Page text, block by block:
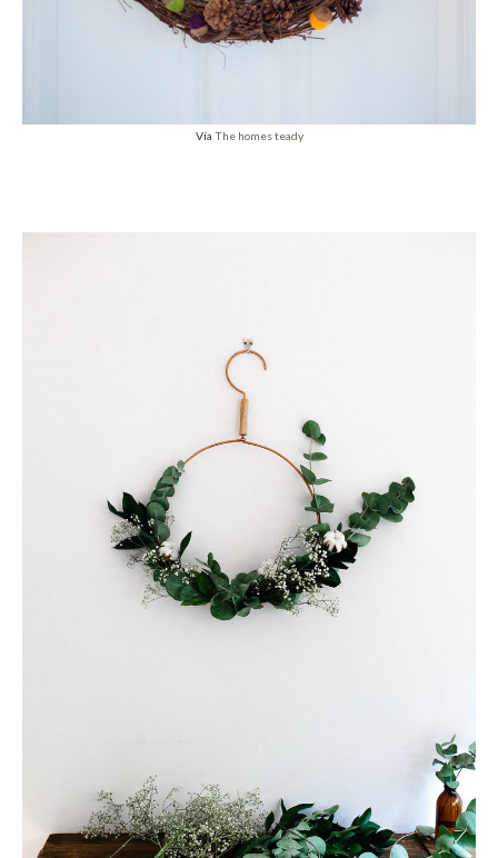
Vía The homes teady